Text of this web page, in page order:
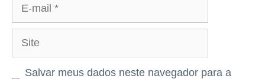
mail
Site
Salvar meus dados neste navegador para a